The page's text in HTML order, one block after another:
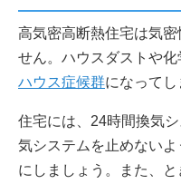
高気密高断熱住宅は気
せん。ハウスダストや化
ハウス症候群になってし
住宅には、24時間換気
気システムを止めない
にしましょう。また、